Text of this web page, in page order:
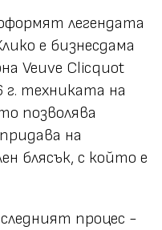
легендата
е бизнесдама
Veuve Clicquot
г. техниката на
позволява
на
блясък, с който е
процес -